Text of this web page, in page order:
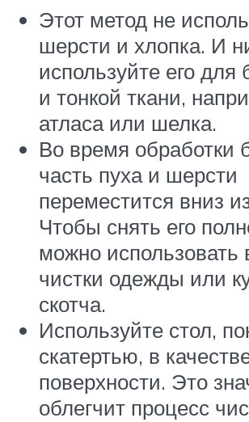
Этот метод не
шерсти и хлопка. И
используйте его для
и тонкой ткани,
атласа или шелка.
Во время обработки
часть пуха и шерсти
переместится вниз
Чтобы снять его
можно использовать
чистки одежды или
скотча.
Используйте стол,
скатертью, в
поверхности. Это
облегчит процесс